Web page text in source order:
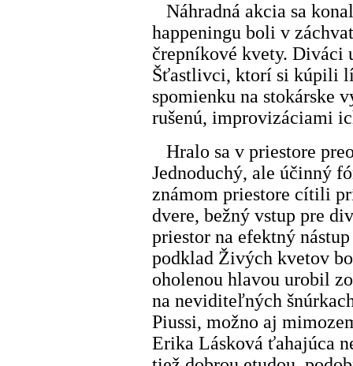
Náhradná akcia sa
happeningu boli v
črepníkové kvety. Diváci
Šťastlivci, ktorí si kúpili
spomienku na stokárske
rušenú, improvizáciami
Hralo sa v priestore
Jednoduchý, ale účinný
známom priestore cítili
dvere, bežný vstup pre
priestor na efektný
podklad Živých kvetov
oholenou hlavou urobil
na neviditeľných
Piussi, možno aj
Erika Lásková ťahajúca